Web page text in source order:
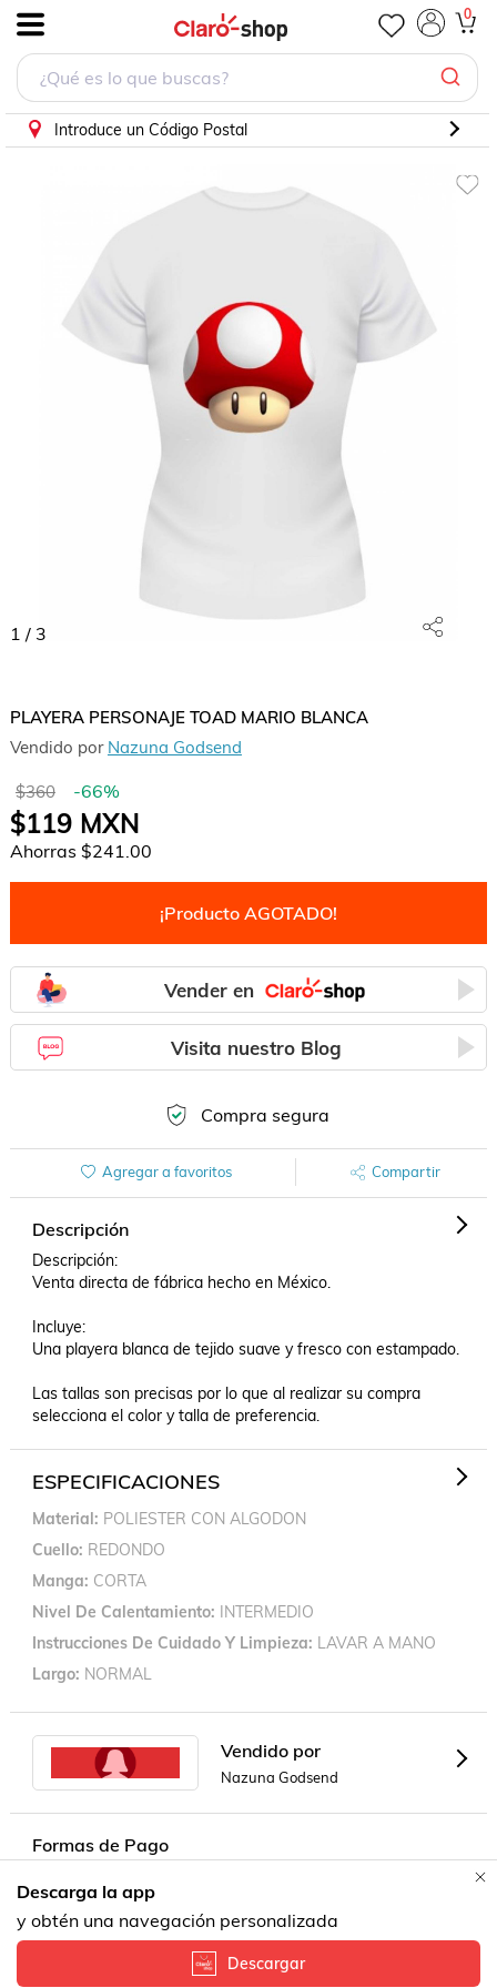
0
Introduce un Código Postal
1 / 3
PLAYERA PERSONAJE TOAD MARIO BLANCA
Vendido por Nazuna Godsend
$360 -66%
$119MXN
Ahorras $241.00
¡Producto AGOTADO!
Vender en
Visita nuestro Blog
Compra segura
Agregar a favoritos Compartir
Descripción
Descripción:
Venta directa de fábrica hecho en México.
Incluye:
Una playera blanca de tejido suave y fresco con estampado.
Las tallas son precisas por lo que al realizar su compra
selecciona el color y talla de preferencia.
ESPECIFICACIONES
Material POLIESTER CON ALGODON
Cuello REDONDO
Manga CORTA
Nivel De Calentamiento INTERMEDIO
Instrucciones De Cuidado Y Limpieza LAVAR A MANO
Largo NORMAL
Vendido por
Nazuna Godsend
Formas de Pago
Descarga la app
y obtén una navegación personalizada
Descargar
PLAYERA PERSONAJE TOAD MARIO BLANCA